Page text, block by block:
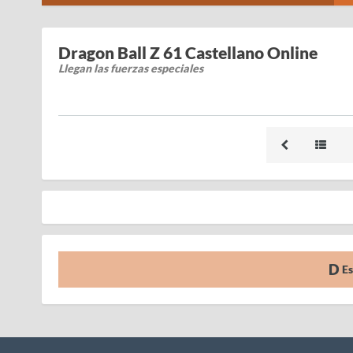
Dragon Ball Z 61 Castellano Online
Llegan las fuerzas especiales